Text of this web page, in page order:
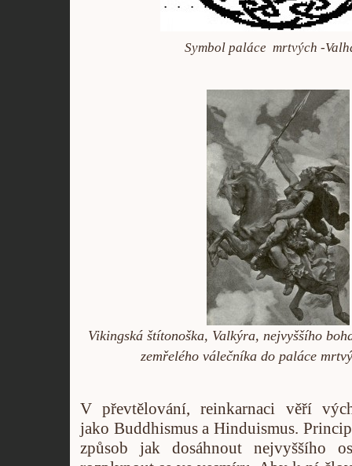
Symbol paláce mrtvých -
Vikingská štítonoška, Valkýra, nejvyššího
zemřelého válečníka do paláce
V převtělování, reinkarnaci věří
jako Buddhismus a Hinduismus.
způsob jak dosáhnout nejvyššího